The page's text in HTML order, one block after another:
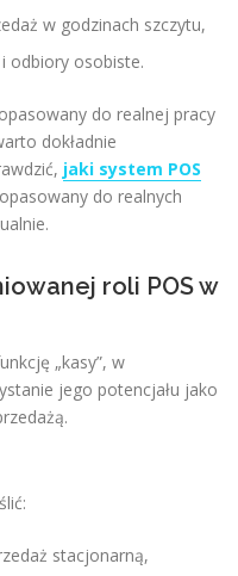
w godzinach szczytu,
odbiory osobiste.
do realnej pracy
dokładnie
jaki system POS
do realnych
roli POS w
„kasy”, w
jego potencjału jako
stacjonarną,